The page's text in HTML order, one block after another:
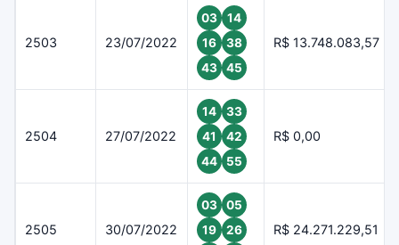
2503 23/07/2022
03
14
16
38
43
45
R$ 13.748.083,57
2504 27/07/2022
14
33
41
42
44
55
R$ 0,00
2505 30/07/2022
03
05
19
26
R$ 24.271.229,51